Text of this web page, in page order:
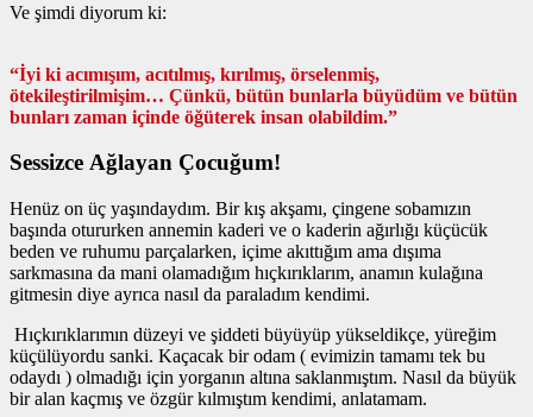
Ve şimdi diyorum ki:
“İyi ki acımışım, acıtılmış, kırılmış, örselenmiş,
ötekileştirilmişim… Çünkü, bütün bunlarla büyüdüm ve bütün
bunları zaman içinde öğüterek insan olabildim.”
Sessizce Ağlayan Çocuğum!
Henüz on üç yaşındaydım. Bir kış akşamı, çingene sobamızın
başında otururken annemin kaderi ve o kaderin ağırlığı küçücük
beden ve ruhumu parçalarken, içime akıttığım ama dışıma
sarkmasına da mani olamadığım hıçkırıklarım, anamın kulağına
gitmesin diye ayrıca nasıl da paraladım kendimi.
Hıçkırıklarımın düzeyi ve şiddeti büyüyüp yükseldikçe, yüreğim
küçülüyordu sanki. Kaçacak bir odam ( evimizin tamamı tek bu
odaydı ) olmadığı için yorganın altına saklanmıştım. Nasıl da büyük
bir alan kaçmış ve özgür kılmıştım kendimi, anlatamam.